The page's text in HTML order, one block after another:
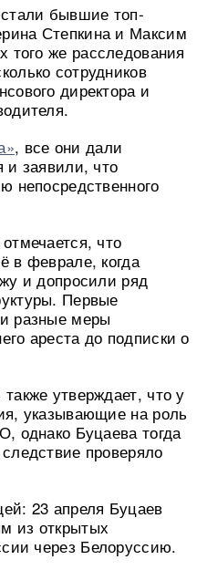
бывшие топ-
Степкина и Максим
того же расследования
сотрудников
директора и
, все они дали
и заявили, что
непосредственного
что
в феврале, когда
и допросили ряд
Первые
разные меры
ареста до подписки о
утверждает, что у
указывающие на роль
однако Буцаева тогда
проверяло
23 апреля Буцаев
из открытых
через Белоруссию.